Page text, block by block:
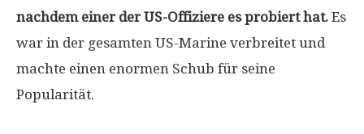
nachdem einer der US-Offiziere es probiert hat. Es
war in der gesamten US-Marine verbreitet und
machte einen enormen Schub für seine
Popularität.